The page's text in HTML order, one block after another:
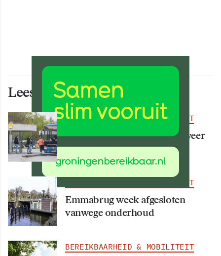
Lees ook deze artikelen
BEREIKBAARHEID & MOBILITEIT
Vanaf 15 augustus rijden er weer
meer bussen
BEREIKBAARHEID & MOBILITEIT
Emmabrug week afgesloten
vanwege onderhoud
BEREIKBAARHEID & MOBILITEIT